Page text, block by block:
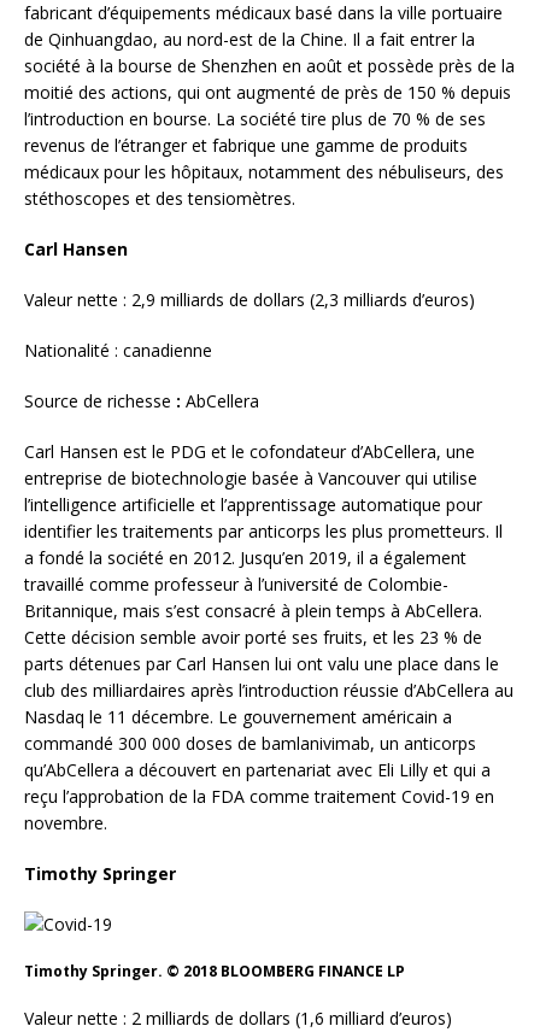
fabricant d’équipements médicaux basé dans la ville portuaire
de Qinhuangdao, au nord-est de la Chine. Il a fait entrer la
société à la bourse de Shenzhen en août et possède près de la
moitié des actions, qui ont augmenté de près de 150 % depuis
l’introduction en bourse. La société tire plus de 70 % de ses
revenus de l’étranger et fabrique une gamme de produits
médicaux pour les hôpitaux, notamment des nébuliseurs, des
stéthoscopes et des tensiomètres.
Carl Hansen
Valeur nette : 2,9 milliards de dollars (2,3 milliards d’euros)
Nationalité : canadienne
Source de richesse : AbCellera
Carl Hansen est le PDG et le cofondateur d’AbCellera, une
entreprise de biotechnologie basée à Vancouver qui utilise
l’intelligence artificielle et l’apprentissage automatique pour
identifier les traitements par anticorps les plus prometteurs. Il
a fondé la société en 2012. Jusqu’en 2019, il a également
travaillé comme professeur à l’université de Colombie-
Britannique, mais s’est consacré à plein temps à AbCellera.
Cette décision semble avoir porté ses fruits, et les 23 % de
parts détenues par Carl Hansen lui ont valu une place dans le
club des milliardaires après l’introduction réussie d’AbCellera au
Nasdaq le 11 décembre. Le gouvernement américain a
commandé 300 000 doses de bamlanivimab, un anticorps
qu’AbCellera a découvert en partenariat avec Eli Lilly et qui a
reçu l’approbation de la FDA comme traitement Covid-19 en
novembre.
Timothy Springer
Timothy Springer. © 2018 BLOOMBERG FINANCE LP
Valeur nette : 2 milliards de dollars (1,6 milliard d’euros)